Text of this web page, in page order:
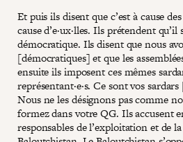
Et puis ils disent que c’est à cause
cause d’e·ux·lles. Ils prétendent qu’il
démocratique. Ils disent que nous
[démocratiques] et que les
ensuite ils imposent ces mêmes
représentant·e·s. Ce sont vos
Nous ne les désignons pas comme
formez dans votre QG. Ils accusent
responsables de l’exploitation et de